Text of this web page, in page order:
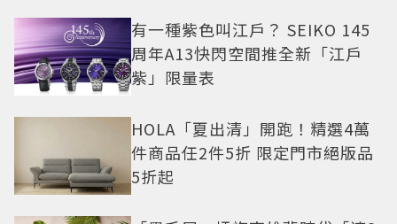
有一種紫色叫江戶？ SEIKO 145
周年A13快閃空間推全新「江戶
紫」限量表
HOLA「夏出清」開跑！精選4萬
件商品任2件5折 限定門市絕版品
5折起